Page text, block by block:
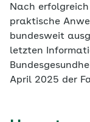
Nach
praktische
bundesweit
letzten
April 2025 der